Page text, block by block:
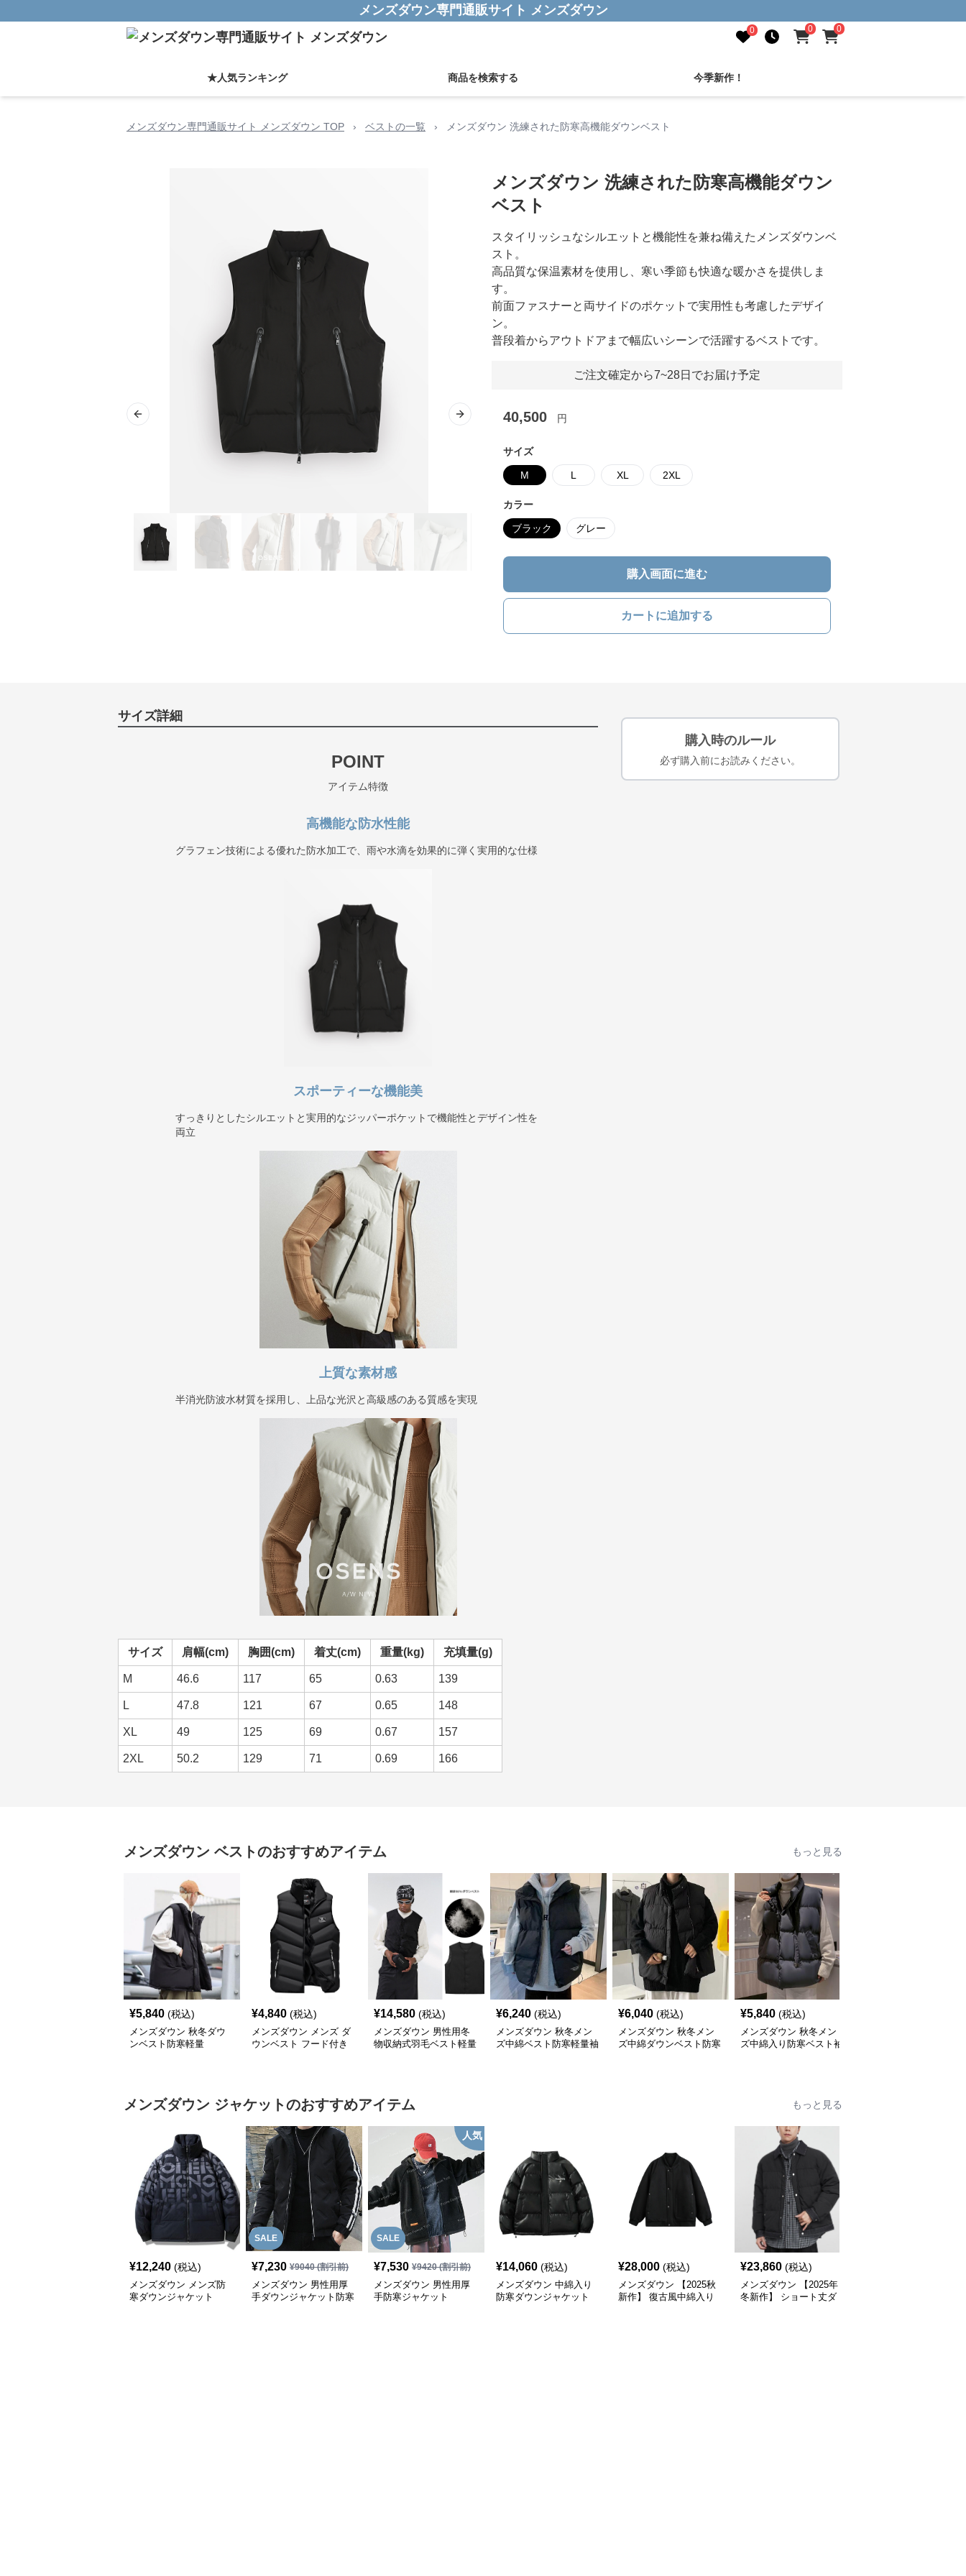
メンズダウン専門通販サイト メンズダウン
0 0 0
★人気ランキング 商品を検索する 今季新作！
メンズダウン専門通販サイト メンズダウン TOP › ベストの一覧 › メンズダウン 洗練された防寒高機能ダウンベスト
Previous slide Next slide
メンズダウン 洗練された防寒高機能ダウン
ベスト
スタイリッシュなシルエットと機能性を兼ね備えたメンズダウンベ
スト。
高品質な保温素材を使用し、寒い季節も快適な暖かさを提供しま
す。
前面ファスナーと両サイドのポケットで実用性も考慮したデザイ
ン。
普段着からアウトドアまで幅広いシーンで活躍するベストです。
ご注文確定から7~28日でお届け予定
40,500 円
サイズ
M L XL 2XL
カラー
ブラック グレー
購入画面に進む
カートに追加する
サイズ詳細
POINT
アイテム特徴
高機能な防水性能
グラフェン技術による優れた防水加工で、雨や水滴を効果的に弾く実用的な仕様
スポーティーな機能美
すっきりとしたシルエットと実用的なジッパーポケットで機能性とデザイン性を
両立
上質な素材感
半消光防波水材質を採用し、上品な光沢と高級感のある質感を実現
サイズ 肩幅(cm) 胸囲(cm) 着丈(cm) 重量(kg) 充填量(g)
M 46.6 117 65 0.63 139
L 47.8 121 67 0.65 148
XL 49 125 69 0.67 157
2XL 50.2 129 71 0.69 166
購入時のルール
必ず購入前にお読みください。
メンズダウン ベストのおすすめアイテム もっと見る
¥5,840 (税込)
メンズダウン 秋冬ダウ
ンベスト防寒軽量
¥4,840 (税込)
メンズダウン メンズ ダ
ウンベスト フード付き
¥14,580 (税込)
メンズダウン 男性用冬
物収納式羽毛ベスト軽量
¥6,240 (税込)
メンズダウン 秋冬メン
ズ中綿ベスト防寒軽量袖
¥6,040 (税込)
メンズダウン 秋冬メン
ズ中綿ダウンベスト防寒
¥5,840 (税込)
メンズダウン 秋冬メン
ズ中綿入り防寒ベスト袖
メンズダウン ジャケットのおすすめアイテム もっと見る
¥12,240 (税込)
メンズダウン メンズ防
寒ダウンジャケット
SALE
¥7,230 ¥9040(割引前)
メンズダウン 男性用厚
手ダウンジャケット防寒
SALE
人気
¥7,530 ¥9420(割引前)
メンズダウン 男性用厚
手防寒ジャケット
¥14,060 (税込)
メンズダウン 中綿入り
防寒ダウンジャケット
¥28,000 (税込)
メンズダウン 【2025秋
新作】 復古風中綿入り
¥23,860 (税込)
メンズダウン 【2025年
冬新作】 ショート丈ダ